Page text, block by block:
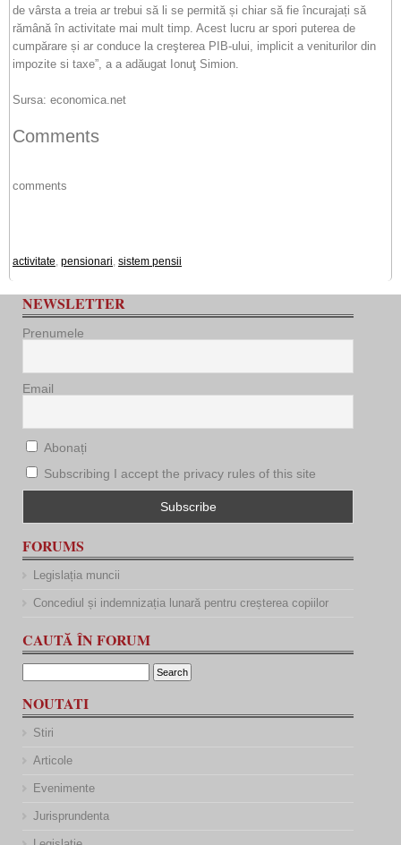
de vârsta a treia ar trebui să li se permită și chiar să fie încurajați să
rămână în activitate mai mult timp. Acest lucru ar spori puterea de
cumpărare și ar conduce la creşterea PIB-ului, implicit a veniturilor din
impozite si taxe”, a a adăugat Ionuţ Simion.
Sursa: economica.net
Comments
comments
activitate, pensionari, sistem pensii
NEWSLETTER
Prenumele
Email
Abonați
Subscribing I accept the privacy rules of this site
FORUMS
Legislația muncii
Concediul și indemnizația lunară pentru creșterea copiilor
CAUTĂ ÎN FORUM
NOUTATI
Stiri
Articole
Evenimente
Jurisprundenta